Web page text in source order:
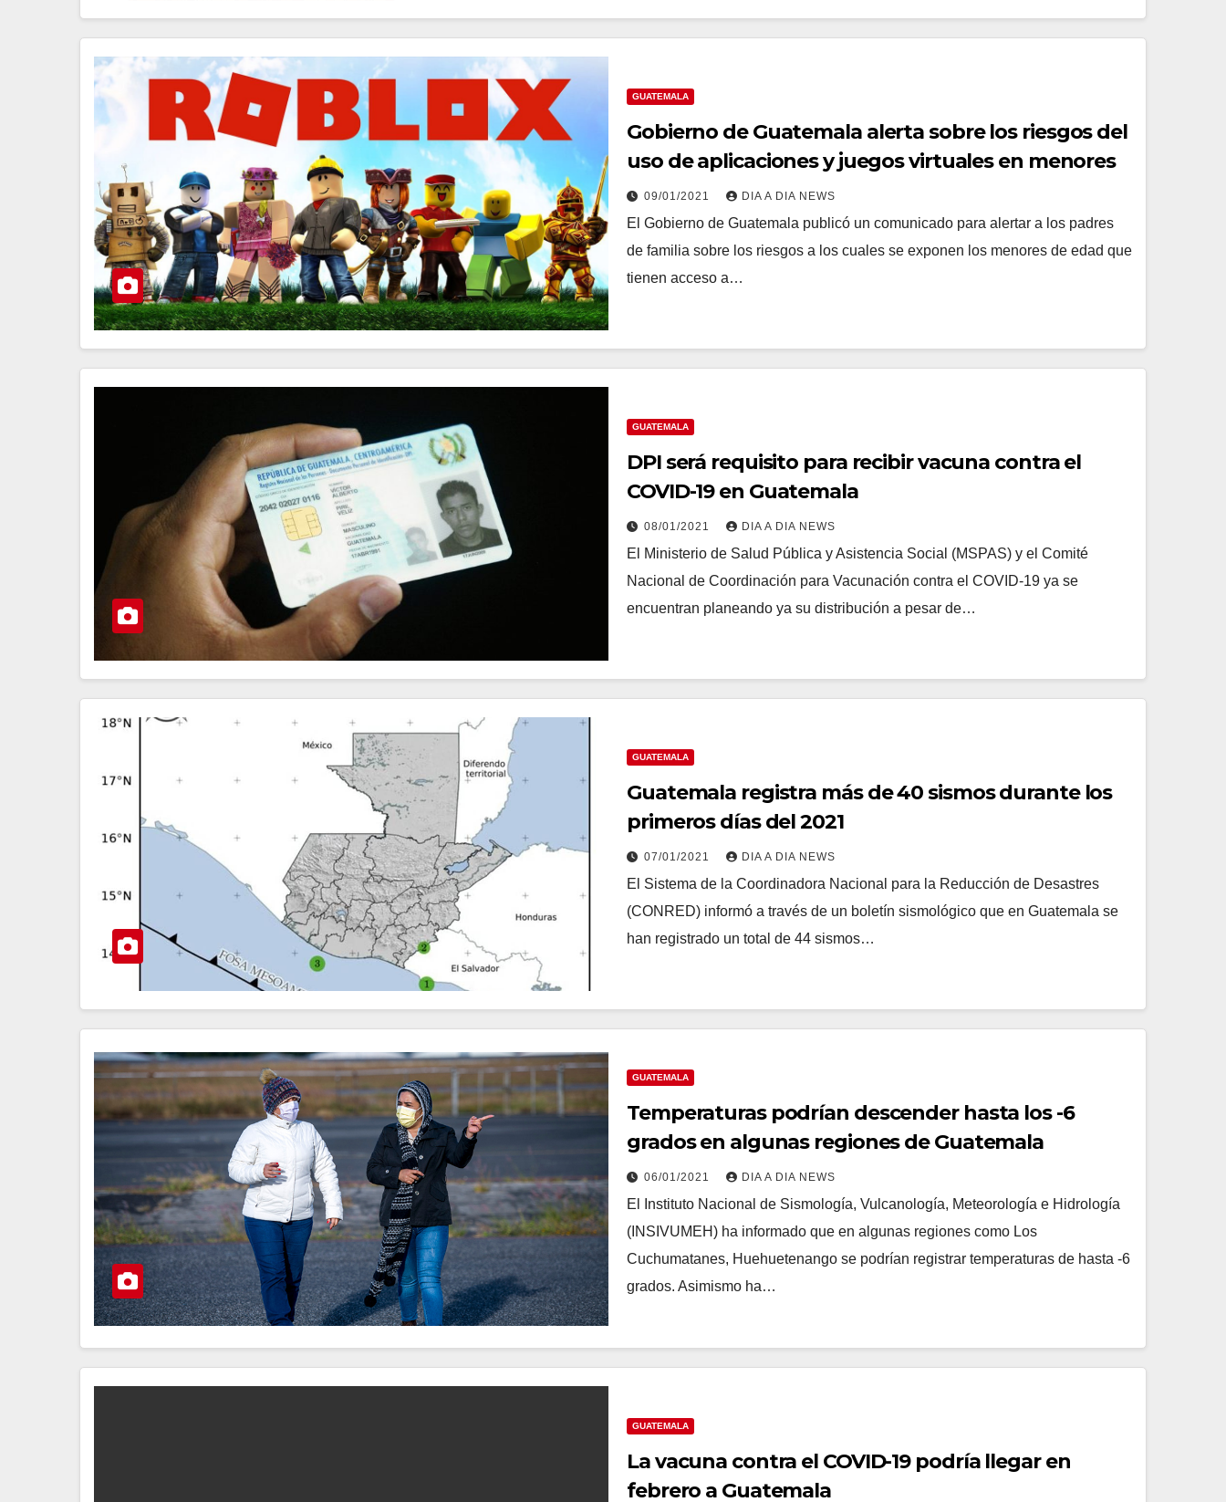
GUATEMALA
Gobierno de Guatemala alerta sobre los riesgos del
uso de aplicaciones y juegos virtuales en menores
09/01/2021 DIA A DIA NEWS
El Gobierno de Guatemala publicó un comunicado para alertar a los padres
de familia sobre los riesgos a los cuales se exponen los menores de edad que
tienen acceso a…
GUATEMALA
DPI será requisito para recibir vacuna contra el
COVID-19 en Guatemala
08/01/2021 DIA A DIA NEWS
El Ministerio de Salud Pública y Asistencia Social (MSPAS) y el Comité
Nacional de Coordinación para Vacunación contra el COVID-19 ya se
encuentran planeando ya su distribución a pesar de…
GUATEMALA
Guatemala registra más de 40 sismos durante los
primeros días del 2021
07/01/2021 DIA A DIA NEWS
El Sistema de la Coordinadora Nacional para la Reducción de Desastres
(CONRED) informó a través de un boletín sismológico que en Guatemala se
han registrado un total de 44 sismos…
GUATEMALA
Temperaturas podrían descender hasta los -6
grados en algunas regiones de Guatemala
06/01/2021 DIA A DIA NEWS
El Instituto Nacional de Sismología, Vulcanología, Meteorología e Hidrología
(INSIVUMEH) ha informado que en algunas regiones como Los
Cuchumatanes, Huehuetenango se podrían registrar temperaturas de hasta -6
grados. Asimismo ha…
GUATEMALA
La vacuna contra el COVID-19 podría llegar en
febrero a Guatemala